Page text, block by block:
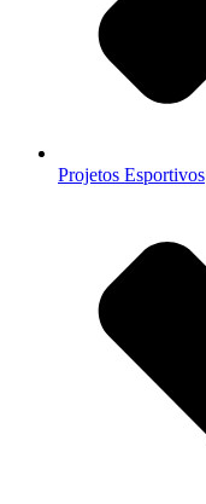
Projetos Esportivos